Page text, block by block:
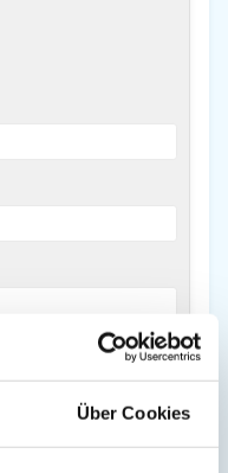
Über Cookies